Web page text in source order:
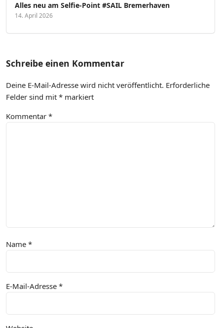
Alles neu am Selfie-Point #SAIL Bremerhaven
14. April 2026
Schreibe einen Kommentar
Deine E-Mail-Adresse wird nicht veröffentlicht. Erforderliche
Felder sind mit * markiert
Kommentar *
Name *
E-Mail-Adresse *